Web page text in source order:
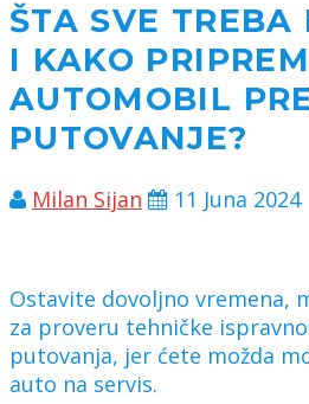
ŠTA SVE TREBA
I KAKO
AUTOMOBIL
PUTOVANJE?
Milan Sijan 11 Juna 2024
Ostavite dovoljno vremena,
za proveru tehničke
putovanja, jer ćete možda
auto na servis.